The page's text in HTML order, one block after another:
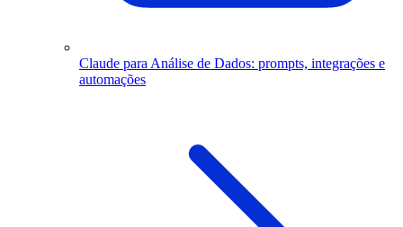
Claude para Análise de Dados: prompts, integrações e
automações